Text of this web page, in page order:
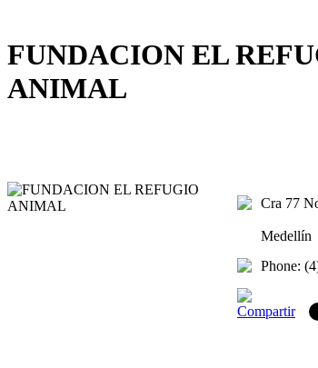
FUNDACION EL
ANIMAL
Cra 77
Medellín
Phone:
Compartir